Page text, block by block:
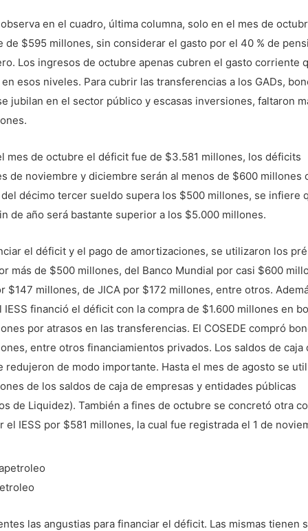
en el cuadro, última columna, solo en el mes de
de $595 millones, sin considerar el gasto por el 40 % de
Los ingresos de octubre apenas cubren el gasto corriente
esos niveles. Para cubrir las transferencias a los GADs,
jubilan en el sector público y escasas inversiones, faltaron
mes de octubre el déficit fue de $3.581 millones, los déficits
de noviembre y diciembre serán al menos de $600 millones
décimo tercer sueldo supera los $500 millones, se infiere
de año será bastante superior a los $5.000 millones.
el déficit y el pago de amortizaciones, se utilizaron los
más de $500 millones, del Banco Mundial por casi $600
$147 millones, de JICA por $172 millones, entre otros.
IESS financió el déficit con la compra de $1.600 millones en
por atrasos en las transferencias. El COSEDE compró
entre otros financiamientos privados. Los saldos de caja
redujeron de modo importante. Hasta el mes de agosto se
de los saldos de caja de empresas y entidades públicas
de Liquidez). También a fines de octubre se concretó otra
el IESS por $581 millones, la cual fue registrada el 1 de
las angustias para financiar el déficit. Las mismas tienen